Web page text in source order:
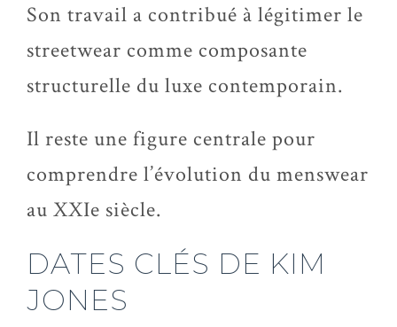
Son travail a contribué à légitimer le
streetwear comme composante
structurelle du luxe contemporain.
Il reste une figure centrale pour
comprendre l’évolution du menswear
au XXIe siècle.
DATES CLÉS DE KIM
JONES